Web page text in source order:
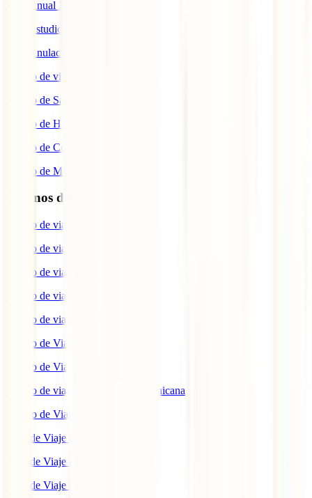
IATI Anual Multiviaje
IATI Estudios
IATI Anulación Premium
Seguro de viaje COVID
Seguro de Salud
Seguro de Hogar
Seguro de Coche
Seguro de Moto
Destinos de interés
Seguro de viaje a EEUU
Seguro de viaje a Indonesia
Seguro de viaje a Marruecos
Seguro de viaje a Reino Unido
Seguro de viaje a México
Seguro de Viaje a Tailandia
Seguro de Viaje a China
Seguro de viaje a República Dominicana
Seguro de Viaje a Colombia
Guía de Viaje a Estados Unidos
Guía de Viaje a México
Guía de Viaje a Marruecos